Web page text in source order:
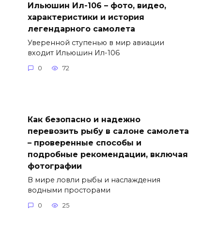
Ильюшин Ил-106 – фото, видео,
характеристики и история
легендарного самолета
Уверенной ступенью в мир авиации
входит Ильюшин Ил-106
0 72
Как безопасно и надежно
перевозить рыбу в салоне самолета
– проверенные способы и
подробные рекомендации, включая
фотографии
В мире ловли рыбы и наслаждения
водными просторами
0 25